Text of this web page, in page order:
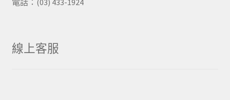
電話：(03) 433-1924
線上客服